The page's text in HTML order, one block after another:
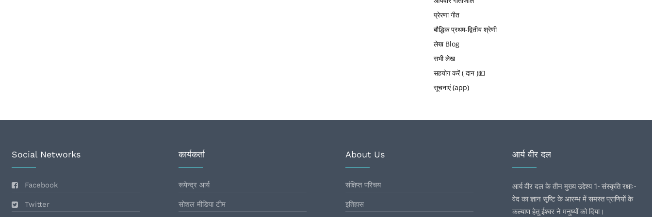
प्रेरणा गीत
बौद्धिक प्रथम-द्वितीय श्रेणी
लेख Blog
सभी लेख
सहयोग करें ( दान )💵
सूचनाएं (app)
Social Networks
Facebook
Twitter
कार्यकर्ता
रूपेन्द्र आर्य
सोशल मीडिया टीम
About Us
संक्षिप्त परिचय
इतिहास
आर्य वीर दल
आर्य वीर दल के तीन मुख्य उद्देश्य 1- संस्कृति रक्षाः-
वेद का ज्ञान सृष्टि के आरम्भ में समस्त प्राणियों के
कल्याण हेतु ईश्वर ने मनुष्यों को दिया।